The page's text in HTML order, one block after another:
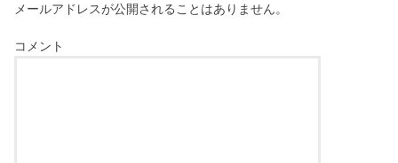
メールアドレスが公開されることはありません。
コメント